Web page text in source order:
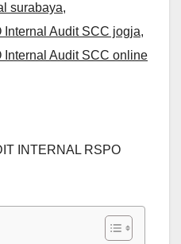
surabaya,
Internal Audit SCC jogja,
Internal Audit SCC online
INTERNAL RSPO